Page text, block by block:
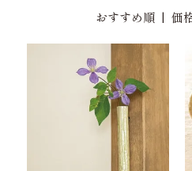
おすすめ順| 価